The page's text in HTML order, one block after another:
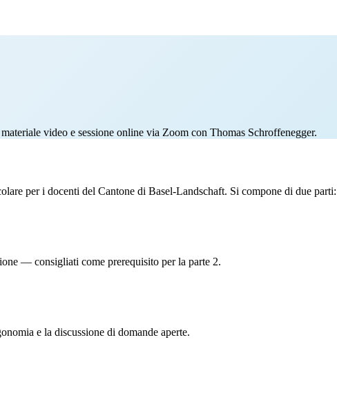
video e sessione online via Zoom con Thomas Schroffenegger.
per i docenti del Cantone di Basel-Landschaft. Si compone di due parti:
— consigliati come prerequisito per la parte 2.
e la discussione di domande aperte.